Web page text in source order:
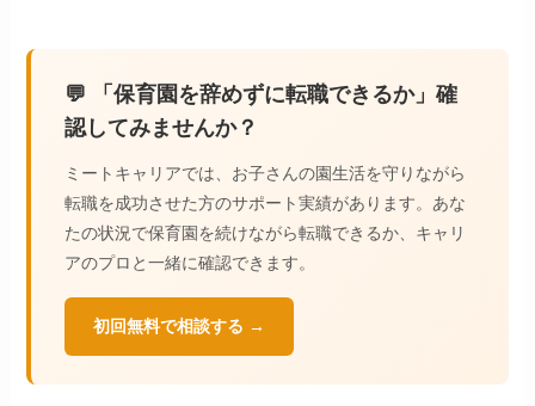
💬 「保育園を辞めずに転職できるか」確
認してみませんか？
ミートキャリアでは、お子さんの園生活を守りながら
転職を成功させた方のサポート実績があります。あな
たの状況で保育園を続けながら転職できるか、キャリ
アのプロと一緒に確認できます。
初回無料で相談する →